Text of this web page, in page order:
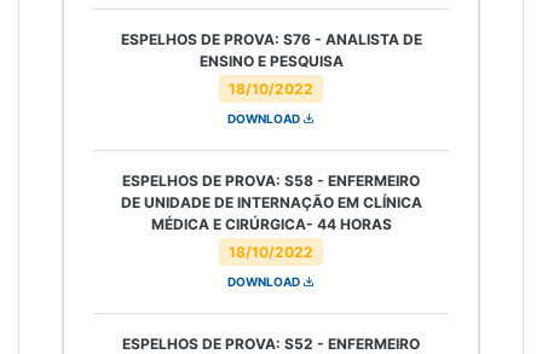
18/10/2022
ESPELHOS DE PROVA: S76 - ANALISTA DE
ENSINO E PESQUISA
DOWNLOAD
18/10/2022
ESPELHOS DE PROVA: S58 - ENFERMEIRO
DE UNIDADE DE INTERNAÇÃO EM CLÍNICA
MÉDICA E CIRÚRGICA- 44 HORAS
DOWNLOAD
ESPELHOS DE PROVA: S52 - ENFERMEIRO